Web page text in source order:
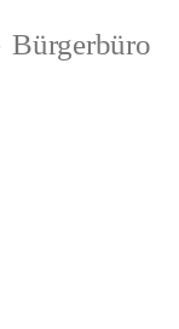
Bürgerbüro